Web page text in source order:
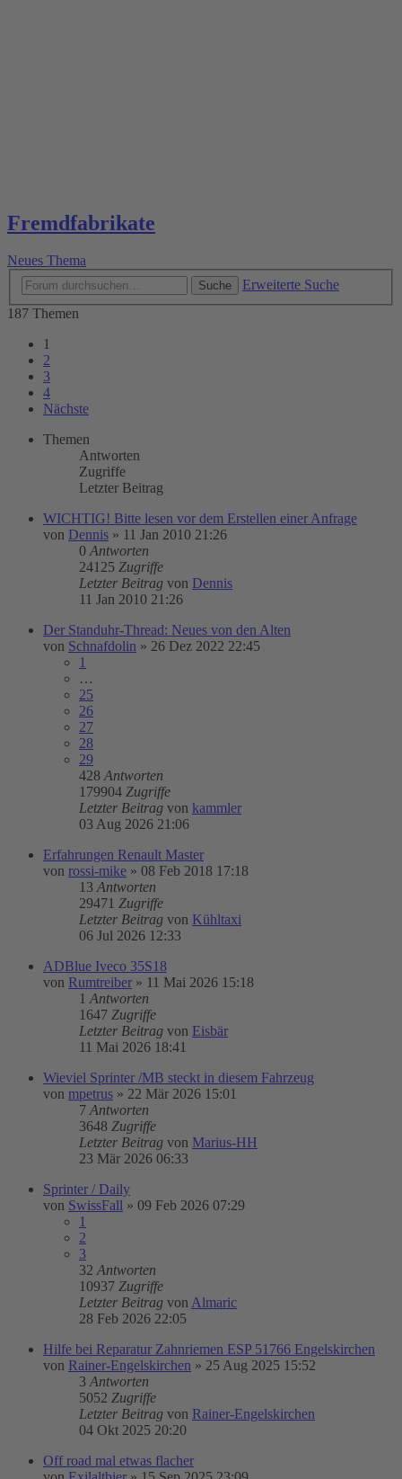
Fremdfabrikate
Neues Thema
Suche
Erweiterte Suche
187 Themen
1
2
3
4
Nächste
Themen
Antworten
Zugriffe
Letzter Beitrag
WICHTIG! Bitte lesen vor dem Erstellen einer Anfrage
von Dennis » 11 Jan 2010 21:26
0 Antworten
24125 Zugriffe
Letzter Beitrag von Dennis
11 Jan 2010 21:26
Der Standuhr-Thread: Neues von den Alten
von Schnafdolin » 26 Dez 2022 22:45
1
…
25
26
27
28
29
428 Antworten
179904 Zugriffe
Letzter Beitrag von kammler
03 Aug 2026 21:06
Erfahrungen Renault Master
von rossi-mike » 08 Feb 2018 17:18
13 Antworten
29471 Zugriffe
Letzter Beitrag von Kühltaxi
06 Jul 2026 12:33
ADBlue Iveco 35S18
von Rumtreiber » 11 Mai 2026 15:18
1 Antworten
1647 Zugriffe
Letzter Beitrag von Eisbär
11 Mai 2026 18:41
Wieviel Sprinter /MB steckt in diesem Fahrzeug
von mpetrus » 22 Mär 2026 15:01
7 Antworten
3648 Zugriffe
Letzter Beitrag von Marius-HH
23 Mär 2026 06:33
Sprinter / Daily
von SwissFall » 09 Feb 2026 07:29
1
2
3
32 Antworten
10937 Zugriffe
Letzter Beitrag von Almaric
28 Feb 2026 22:05
Hilfe bei Reparatur Zahnriemen ESP 51766 Engelskirchen
von Rainer-Engelskirchen » 25 Aug 2025 15:52
3 Antworten
5052 Zugriffe
Letzter Beitrag von Rainer-Engelskirchen
04 Okt 2025 20:20
Off road mal etwas flacher